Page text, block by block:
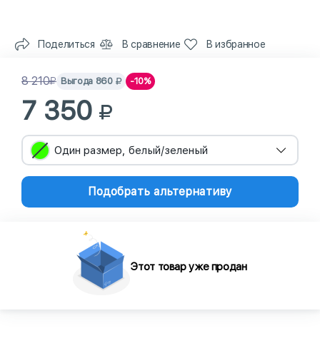
Поделиться В сравнение В избранное
8 210 Выгода 860 -10%
7 350
Один размер, белый/зеленый
Подобрать альтернативу
Этот товар уже продан